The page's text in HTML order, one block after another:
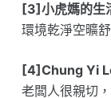
[3]小虎媽的生
環境乾淨空曠
[4]Chung Yi
老闆人很親切